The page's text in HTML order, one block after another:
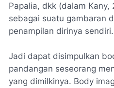
Papalia, dkk (dalam
sebagai suatu gambaran
penampilan dirinya sendiri.
Jadi dapat disimpulkan
pandangan seseorang
yang dimilkinya. Body